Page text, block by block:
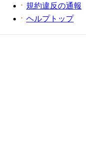
規約違反の通報
ヘルプトップ